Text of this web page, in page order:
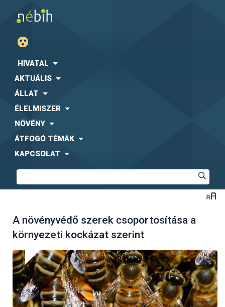
HIVATAL
AKTUÁLIS
ÁLLAT
ÉLELMISZER
NÖVÉNY
ÁTFOGÓ TÉMÁK
KAPCSOLAT
A növényvédő szerek csoportosítása a
környezeti kockázat szerint